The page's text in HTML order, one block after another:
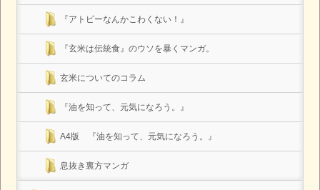
『アトピーなんかこわくない！』
『玄米は伝統食』のウソを暴くマンガ。
玄米についてのコラム
『油を知って、元気になろう。』
A4版 『油を知って、元気になろう。』
息抜き裏方マンガ